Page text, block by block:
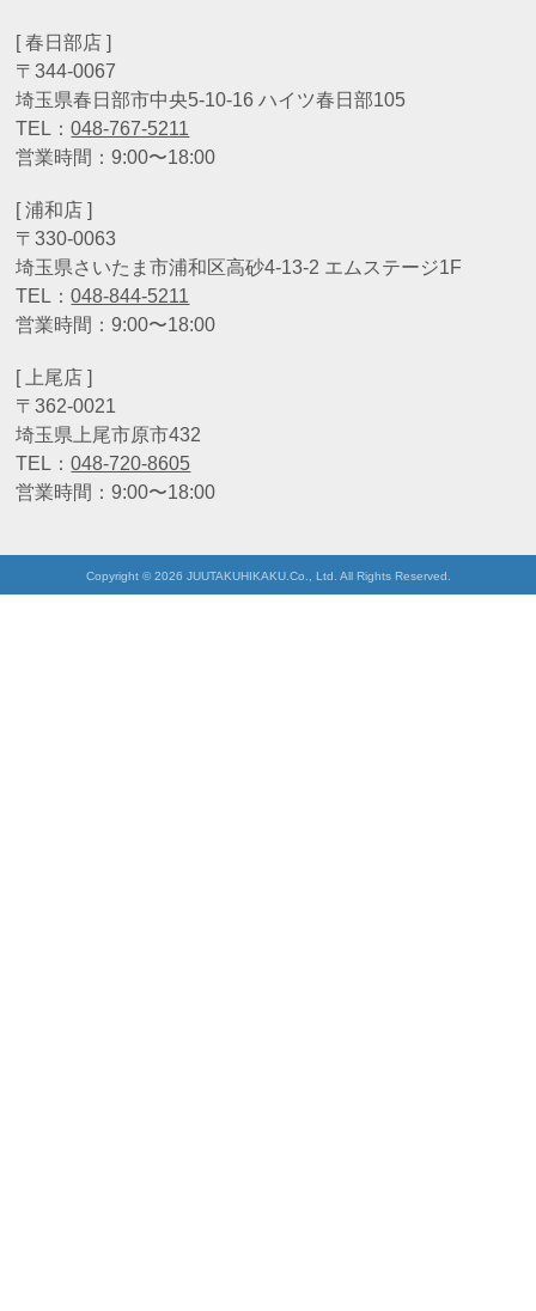
[ 春日部店 ]
〒344-0067
埼玉県春日部市中央5-10-16 ハイツ春日部105
TEL：048-767-5211
営業時間：9:00〜18:00
[ 浦和店 ]
〒330-0063
埼玉県さいたま市浦和区高砂4-13-2 エムステージ1F
TEL：048-844-5211
営業時間：9:00〜18:00
[ 上尾店 ]
〒362-0021
埼玉県上尾市原市432
TEL：048-720-8605
営業時間：9:00〜18:00
Copyright © 2026 JUUTAKUHIKAKU.Co., Ltd. All Rights Reserved.